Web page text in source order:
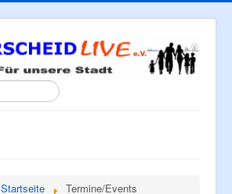
Startseite Termine/Events